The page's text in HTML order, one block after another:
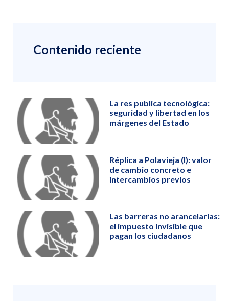
Contenido reciente
La res publica tecnológica:
seguridad y libertad en los
márgenes del Estado
Réplica a Polavieja (I): valor
de cambio concreto e
intercambios previos
Las barreras no arancelarias:
el impuesto invisible que
pagan los ciudadanos